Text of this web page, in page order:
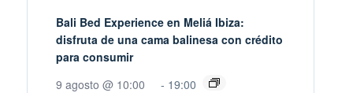
Bali Bed Experience en Meliá Ibiza:
disfruta de una cama balinesa con crédito
para consumir
9 agosto @ 10:00
- 19:00